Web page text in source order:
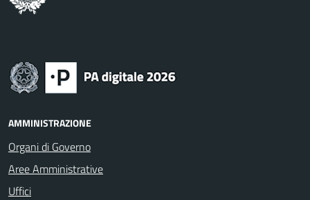
AMMINISTRAZIONE
Organi di Governo
Aree Amministrative
Uffici